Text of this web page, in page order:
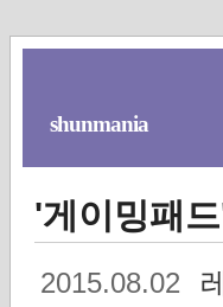
shunmania
'게이밍패
2015.08.02